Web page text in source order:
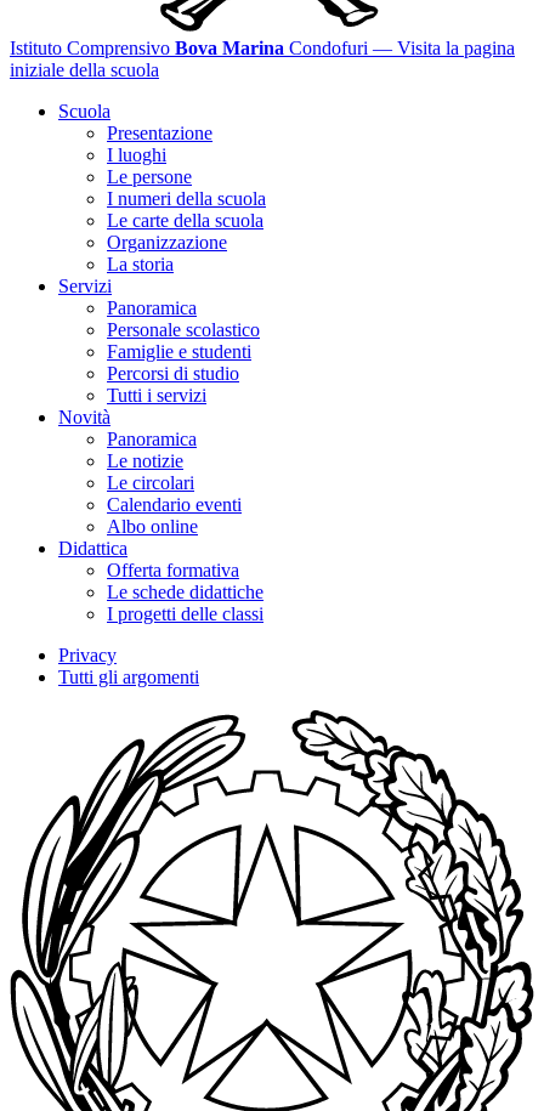
Istituto Comprensivo Bova Marina Condofuri — Visita la pagina
iniziale della scuola
Scuola
Presentazione
I luoghi
Le persone
I numeri della scuola
Le carte della scuola
Organizzazione
La storia
Servizi
Panoramica
Personale scolastico
Famiglie e studenti
Percorsi di studio
Tutti i servizi
Novità
Panoramica
Le notizie
Le circolari
Calendario eventi
Albo online
Didattica
Offerta formativa
Le schede didattiche
I progetti delle classi
Privacy
Tutti gli argomenti